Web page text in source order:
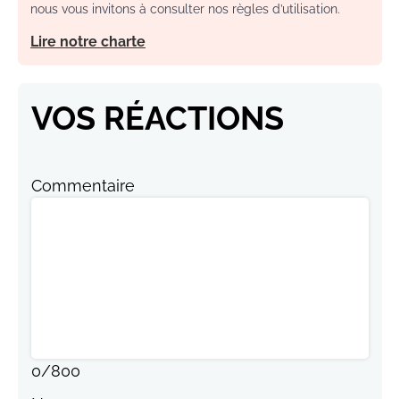
nous vous invitons à consulter nos règles d’utilisation.
Lire notre charte
VOS RÉACTIONS
Commentaire
0/800